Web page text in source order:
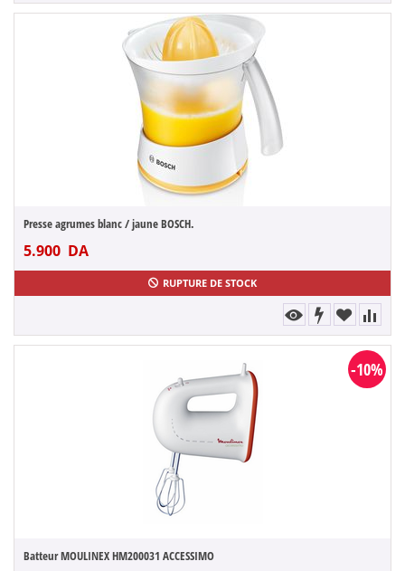
Presse agrumes blanc / jaune BOSCH.
5.900 DA
RUPTURE DE STOCK
-10%
Batteur MOULINEX HM200031 ACCESSIMO